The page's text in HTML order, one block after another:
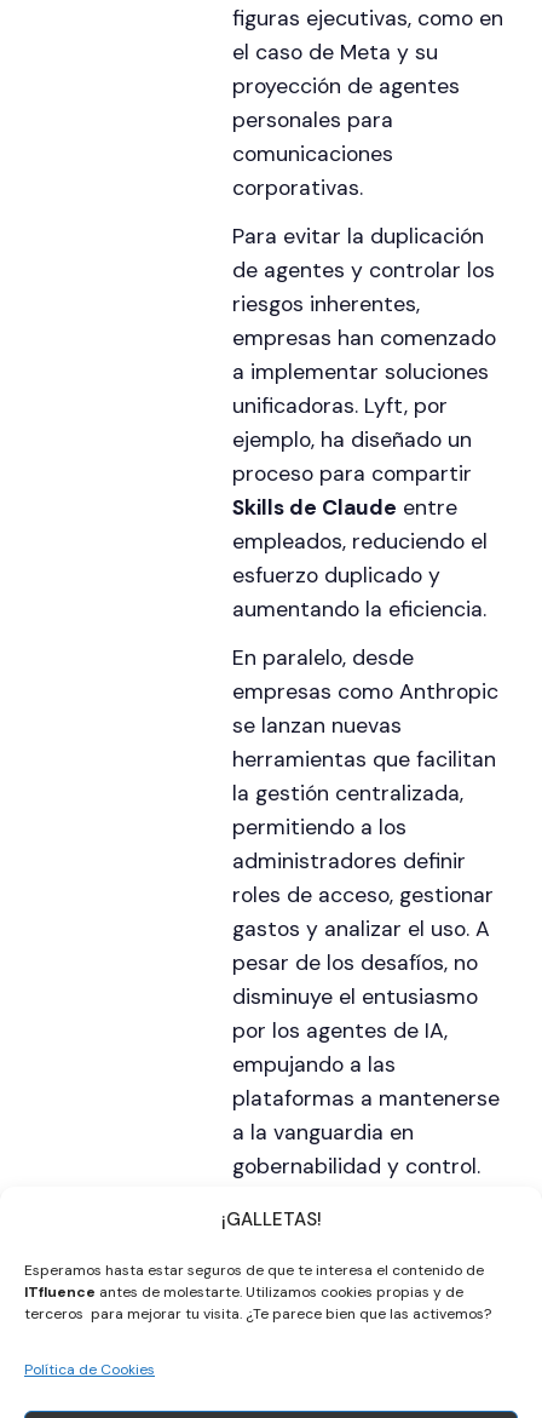
¡GALLETAS!
Esperamos hasta estar seguros de que te interesa el contenido de
ITfluence antes de molestarte. Utilizamos cookies propias y de
terceros para mejorar tu visita. ¿Te parece bien que las activemos?
Política de Cookies
figuras ejecutivas, como en
el caso de Meta y su
proyección de agentes
personales para
comunicaciones
corporativas.
Para evitar la duplicación
de agentes y controlar los
riesgos inherentes,
empresas han comenzado
a implementar soluciones
unificadoras. Lyft, por
ejemplo, ha diseñado un
proceso para compartir
Skills de Claude entre
empleados, reduciendo el
esfuerzo duplicado y
aumentando la eficiencia.
En paralelo, desde
empresas como Anthropic
se lanzan nuevas
herramientas que facilitan
la gestión centralizada,
permitiendo a los
administradores definir
roles de acceso, gestionar
gastos y analizar el uso. A
pesar de los desafíos, no
disminuye el entusiasmo
por los agentes de IA,
empujando a las
plataformas a mantenerse
a la vanguardia en
gobernabilidad y control.
Nombre y Apellidos